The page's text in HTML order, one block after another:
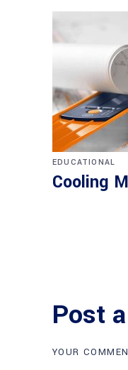
EDUCATIONAL
Cooling
Post